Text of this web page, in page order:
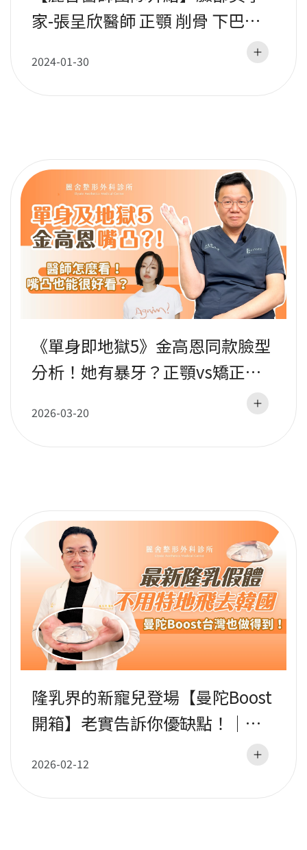
家-張呈欣醫師 正顎 削骨 下巴整
2024-01-30
《單身即地獄5》金高恩同款臉型
分析！她有暴牙？正顎vs矯正怎
2026-03-20
隆乳界的新寵兒登場【曼陀Boost
開箱】老實告訴你優缺點！｜吳
2026-02-12